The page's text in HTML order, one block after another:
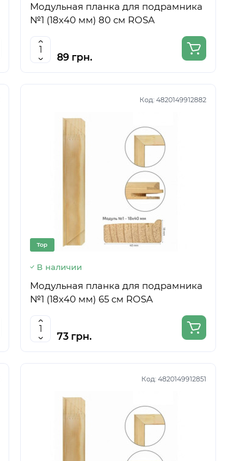
Модульная планка для подрамника
№1 (18х40 мм) 80 см ROSA
89 грн.
Код: 4820149912882
Top
В наличии
Модульная планка для подрамника
№1 (18х40 мм) 65 см ROSA
73 грн.
Код: 4820149912851